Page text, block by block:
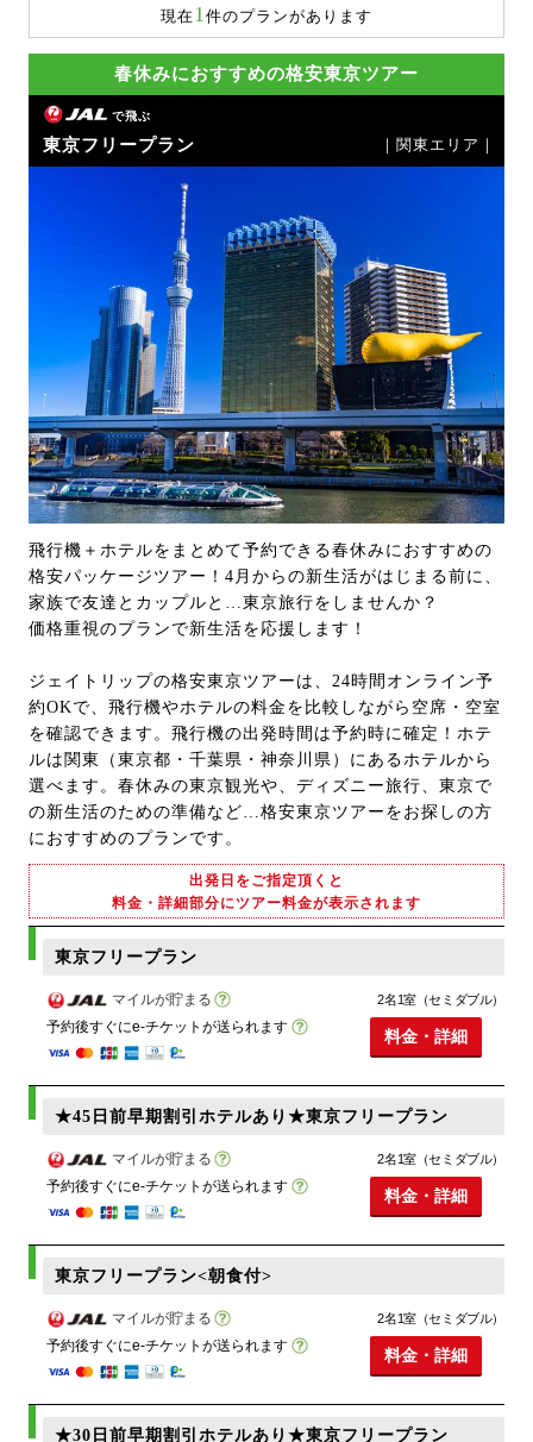
現在1 件のプランがあります
春休みにおすすめの格安東京ツアー
で飛ぶ
東京フリープラン ｜関東エリア｜
飛行機＋ホテルをまとめて予約できる春休みにおすすめの
格安パッケージツアー！4月からの新生活がはじまる前に、
家族で友達とカップルと…東京旅行をしませんか？
価格重視のプランで新生活を応援します！
ジェイトリップの格安東京ツアーは、24時間オンライン予
約OKで、飛行機やホテルの料金を比較しながら空席・空室
を確認できます。飛行機の出発時間は予約時に確定！ホテ
ルは関東（東京都・千葉県・神奈川県）にあるホテルから
選べます。春休みの東京観光や、ディズニー旅行、東京で
の新生活のための準備など…格安東京ツアーをお探しの方
におすすめのプランです。
出発日をご指定頂くと
料金・詳細部分にツアー料金が表示されます
東京フリープラン
マイルが貯まる
予約後すぐにe-チケットが送られます
2名1室（セミダブル）
料金・詳細
★45日前早期割引ホテルあり★東京フリープラン
マイルが貯まる
予約後すぐにe-チケットが送られます
2名1室（セミダブル）
料金・詳細
東京フリープラン<朝食付>
マイルが貯まる
予約後すぐにe-チケットが送られます
2名1室（セミダブル）
料金・詳細
★30日前早期割引ホテルあり★東京フリープラン